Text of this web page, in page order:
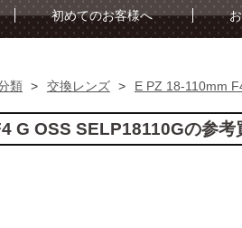
初めてのお客様へ
類 > 交換レンズ > E PZ 18-110mm
G OSS SELP18110Gの参考